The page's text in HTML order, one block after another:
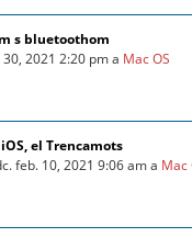
s bluetoothom
2021 2:20 pm a Mac OS
el Trencamots
feb. 10, 2021 9:06 am a Mac